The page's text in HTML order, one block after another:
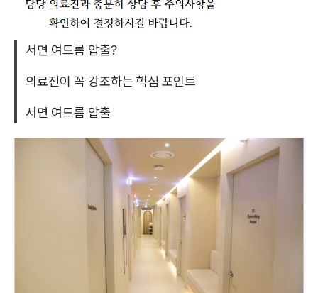
서면 여드름 압출?
의료진이 꼭 강조하는 핵심 포인트
서면 여드름 압출